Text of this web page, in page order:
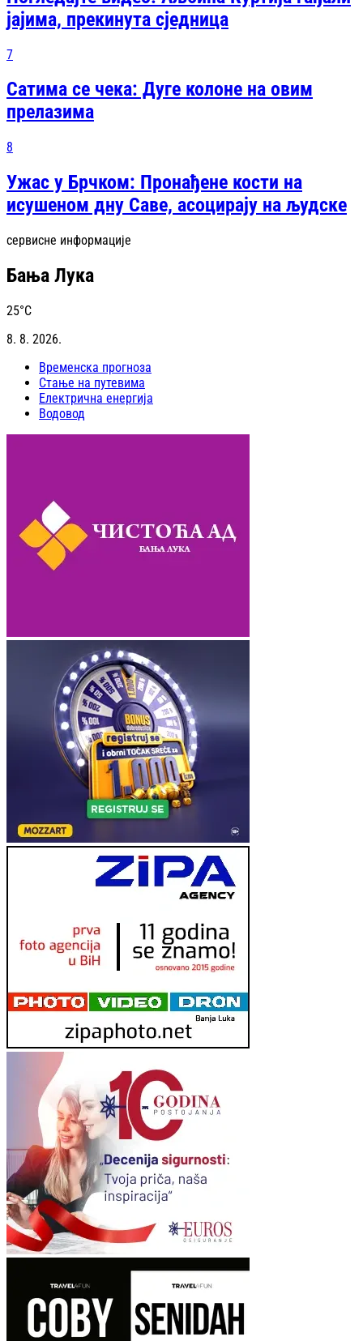
јајима, прекинута сједница
7
Сатима се чека: Дуге колоне на овим
прелазима
8
Ужас у Брчком: Пронађене кости на
исушеном дну Саве, асоцирају на људске
сервисне информације
Бања Лука
25°C
8. 8. 2026.
Временска прогноза
Стање на путевима
Електрична енергија
Водовод